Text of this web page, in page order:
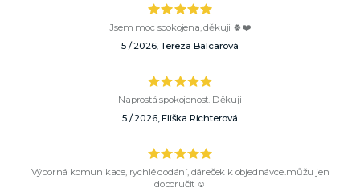
Jsem moc spokojena, děkuji 🍀❤️
5 / 2026, Tereza Balcarová
Naprostá spokojenost. Děkuji
5 / 2026, Eliška Richterová
Výborná komunikace, rychlé dodání, dáreček k objednávce..můžu jen
doporučit ☺️